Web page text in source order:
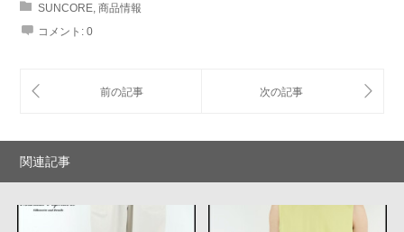
SUNCORE, 商品情報
コメント: 0
関連記事